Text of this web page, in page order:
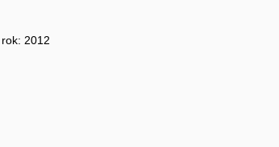
, rok: 2012